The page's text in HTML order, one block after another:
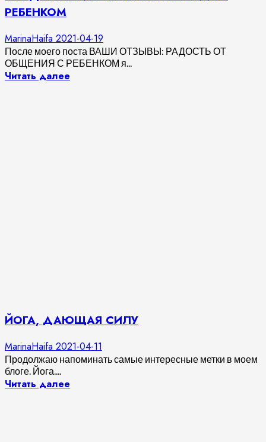
РЕБЕНКОМ
MarinaHaifa 2021-04-19
После моего поста ВАШИ ОТЗЫВЫ: РАДОСТЬ ОТ
ОБЩЕНИЯ С РЕБЕНКОМ я...
Читать далее
ЙОГА, ДАЮЩАЯ СИЛУ
MarinaHaifa 2021-04-11
Продолжаю напоминать самые интересные метки в моем
блоге. Йога....
Читать далее